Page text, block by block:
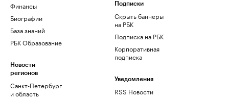
Финансы
Биографии
База знаний
РБК Образование
Новости
регионов
Санкт-Петербург
и область
Подписки
Скрыть баннеры
на РБК
Подписка на РБК
Корпоративная
подписка
Уведомления
RSS Новости